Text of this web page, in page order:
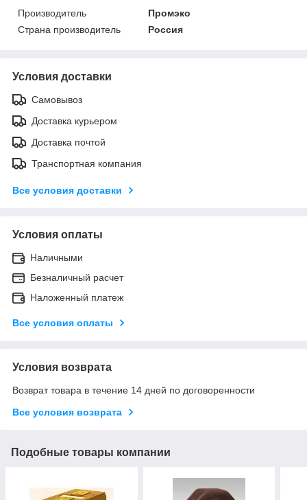
Производитель
Промэко
Страна производитель
Россия
Условия доставки
Самовывоз
Доставка курьером
Доставка почтой
Транспортная компания
Все условия доставки
Условия оплаты
Наличными
Безналичный расчет
Наложенный платеж
Все условия оплаты
Условия возврата
Возврат товара в течение 14 дней по договоренности
Все условия возврата
Подобные товары компании